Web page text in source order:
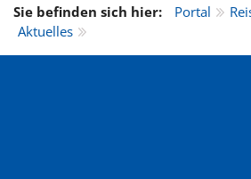
Sie befinden sich hier: Portal
Aktuelles